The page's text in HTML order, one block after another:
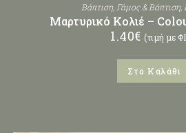
Βάπτιση Γάμος & Βάπτιση
Μαρτυρικό Κολιέ –
1.40€ (τιμή με
Στο Καλάθι